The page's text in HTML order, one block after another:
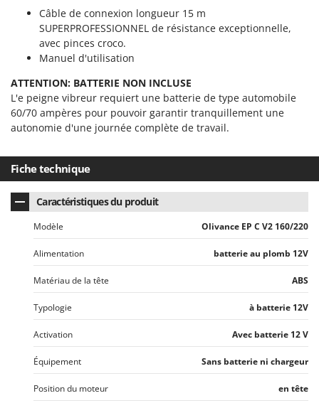
Stiga
Stocker
Sunseeker
T
Tecla
TecnoGen
Tellarini Pompe
Telwin
Tenco
Tineco
Titania
Tornado
Tre Spade
Trev - Abrek - TecnoVIR
Trotec
Udor
Unger
Câble de connexion longueur 15 m
SUPERPROFESSIONNEL de résistance exceptionnelle,
avec pinces croco.
Manuel d'utilisation
ATTENTION: BATTERIE NON INCLUSE
L'e peigne vibreur requiert une batterie de type automobile
60/70 ampères pour pouvoir garantir tranquillement une
autonomie d'une journée complète de travail.
Fiche technique
Caractéristiques du produit
Modèle Olivance EP C V2 160/220
Alimentation batterie au plomb 12V
Matériau de la tête ABS
Typologie à batterie 12V
Activation Avec batterie 12 V
Équipement Sans batterie ni chargeur
Position du moteur en tête